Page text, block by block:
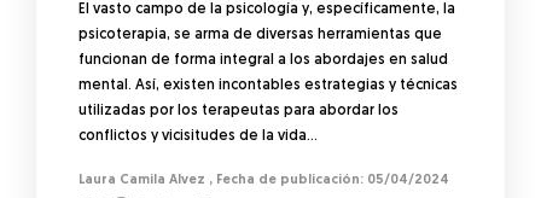
El vasto campo de la psicología y, específicamente, la
psicoterapia, se arma de diversas herramientas que
funcionan de forma integral a los abordajes en salud
mental. Así, existen incontables estrategias y técnicas
utilizadas por los terapeutas para abordar los
conflictos y vicisitudes de la vida…
Laura Camila Alvez ,
05/04/2024